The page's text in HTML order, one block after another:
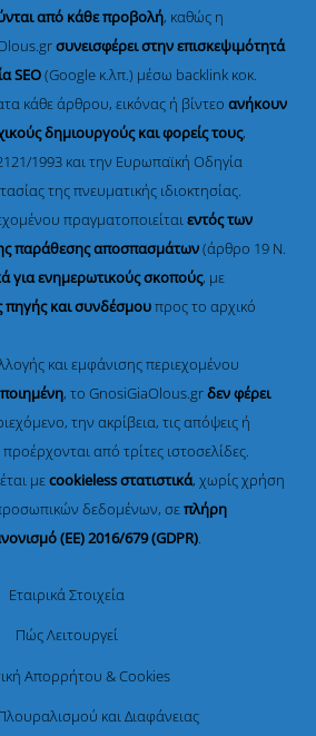
από κάθε προβολή, καθώς η
συνεισφέρει στην επισκεψιμότητά
SEO(Google κ.λπ.) μέσω backlink κοκ.
κάθε άρθρου, εικόνας ή βίντεοανήκουν
δημιουργούς και φορείς τους,
1993 και την Ευρωπαϊκή Οδηγία
της πνευματικής ιδιοκτησίας.
πραγματοποιείταιεντός των
παράθεσης αποσπασμάτων(άρθρο 19 Ν.
για ενημερωτικούς σκοπούς, με
πηγής και συνδέσμουπρος το αρχικό
και εμφάνισης περιεχομένου
, το GnosiGiaOlous.grδεν φέρει
την ακρίβεια, τις απόψεις ή
από τρίτες ιστοσελίδες.
μεcookieless στατιστικά, χωρίς χρήση
δεδομένων, σεπλήρη
(ΕΕ) 2016/679 (GDPR).
Εταιρικά Στοιχεία
Πώς Λειτουργεί
Απορρήτου & Cookies
και Διαφάνειας